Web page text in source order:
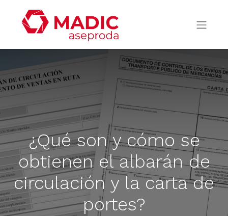
¿Qué son y cómo se
obtienen el albarán de
circulación y la carta de
portes?